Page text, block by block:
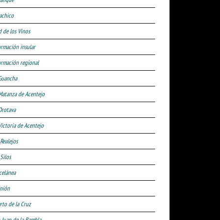
de los Vinos
insular
regional
de Acentejo
de Acentejo
de la Cruz